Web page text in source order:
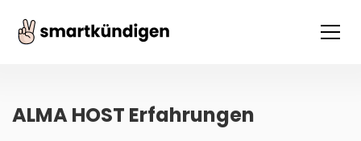
ALMA HOST Erfahrungen